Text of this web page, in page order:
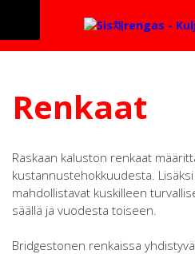
Renkaat
Raskaan kaluston renkaat
kustannustehokkuudesta.
mahdollistavat kuskilleen
säällä ja vuodesta toiseen.
Bridgestonen renkaissa